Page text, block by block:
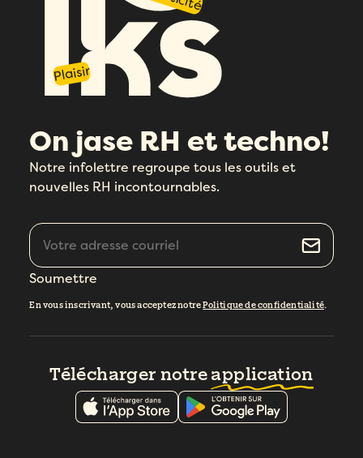
Plaisir
On jase RH et techno!
Notre infolettre regroupe tous les outils et
nouvelles RH incontournables.
Soumettre
En vous inscrivant, vous acceptez notrePolitique de confidentialité.
Télécharger notreapplication